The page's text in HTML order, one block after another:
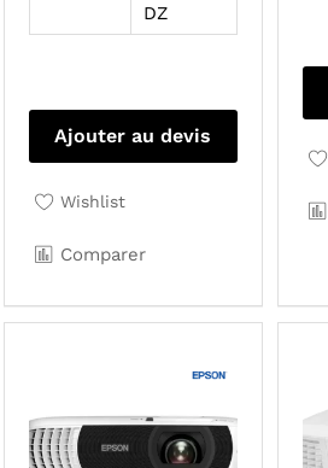
DZ
Ajouter au devis
Wishlist
Comparer